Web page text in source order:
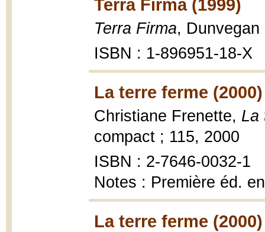
Terra Firma (1999)
Terra Firma,
ISBN : 1-896951-18-X
La terre ferme (2000)
Christiane Frenette, La
compact ; 115, 2000
ISBN : 2-7646-0032-1
Notes : Première éd.
La terre ferme (2000)